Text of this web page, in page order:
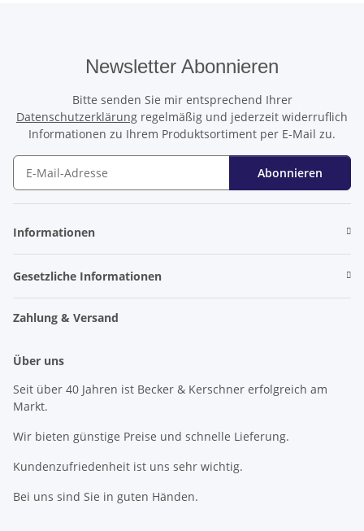
Newsletter Abonnieren
Bitte senden Sie mir entsprechend Ihrer
Datenschutzerklärung regelmäßig und jederzeit widerruflich
Informationen zu Ihrem Produktsortiment per E-Mail zu.
Abonnieren
Informationen
Gesetzliche Informationen
Zahlung & Versand
Über uns
Seit über 40 Jahren ist Becker & Kerschner erfolgreich am
Markt.
Wir bieten günstige Preise und schnelle Lieferung.
Kundenzufriedenheit ist uns sehr wichtig.
Bei uns sind Sie in guten Händen.